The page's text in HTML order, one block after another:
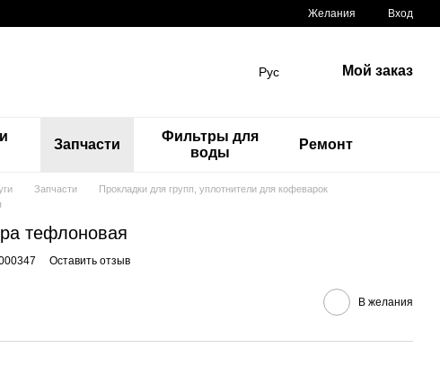
Желания Вход
Рус Мой заказ
Запчасти
Фильтры для
воды
Ремонт
Запчасти
Прокладки для групп, уплотнители для кофеварок
тефлоновая
Оставить отзыв
В желания